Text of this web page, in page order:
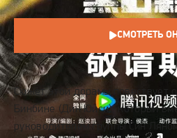
СМОТРЕТЬ
СЮЖЕТ
Сюжет этой дорамы повествует
Бинбине (Дин Юйси), который
руководителем группы Син